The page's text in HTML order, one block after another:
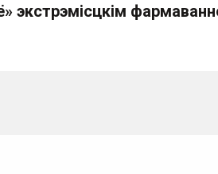
экстрэмісцкім